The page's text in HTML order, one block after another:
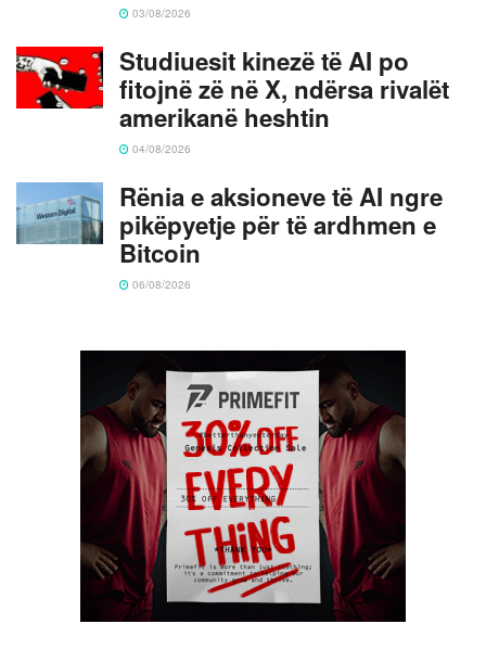
03/08/2026
Studiuesit kinezë të AI po
fitojnë zë në X, ndërsa rivalët
amerikanë heshtin
04/08/2026
Rënia e aksioneve të AI ngre
pikëpyetje për të ardhmen e
Bitcoin
06/08/2026